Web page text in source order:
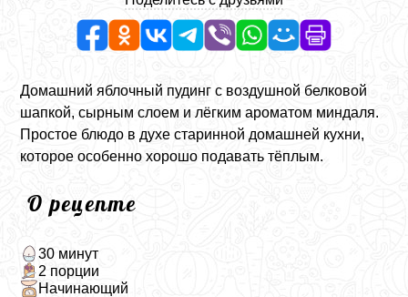
Домашний яблочный пудинг с воздушной белковой
шапкой, сырным слоем и лёгким ароматом миндаля.
Простое блюдо в духе старинной домашней кухни,
которое особенно хорошо подавать тёплым.
О рецепте
30 минут
2 порции
Начинающий